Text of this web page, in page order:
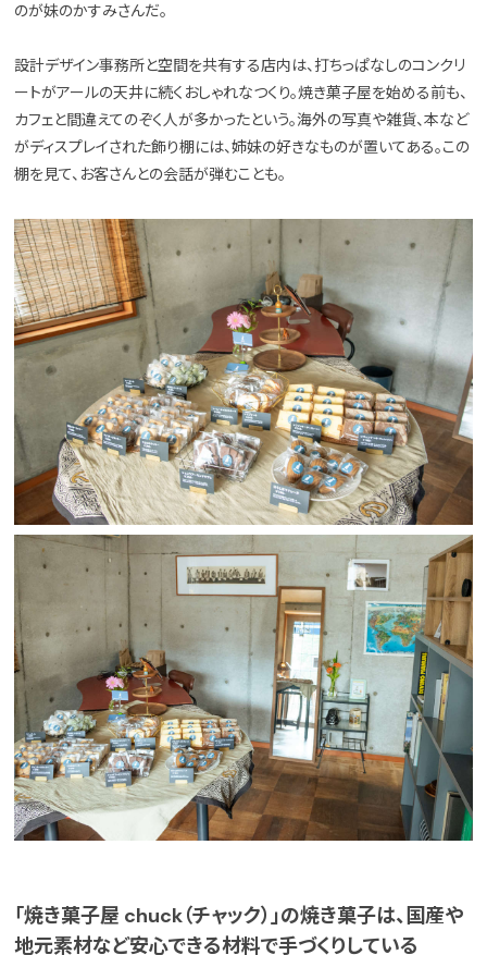
のが妹のかすみさんだ。
設計デザイン事務所と空間を共有する店内は、打ちっぱなしのコンクリ
ートがアールの天井に続くおしゃれなつくり。焼き菓子屋を始める前も、
カフェと間違えてのぞく人が多かったという。海外の写真や雑貨、本など
がディスプレイされた飾り棚には、姉妹の好きなものが置いてある。この
棚を見て、お客さんとの会話が弾むことも。
「焼き菓子屋 chuck（チャック）」の焼き菓子は、国産や
地元素材など安心できる材料で手づくりしている